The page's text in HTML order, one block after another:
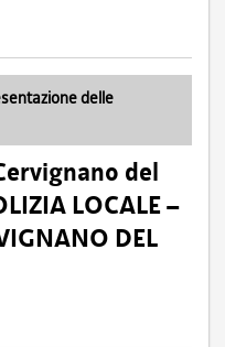
delle
del
LOCALE –
DEL